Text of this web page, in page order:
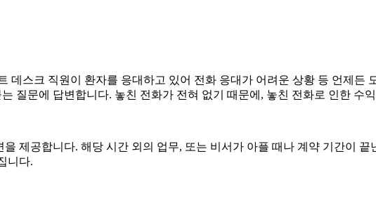
데스크 직원이 환자를 응대하고 있어 전화 응대가 어려운 상황 등 언제든
질문에 답변합니다. 놓친 전화가 전혀 없기 때문에, 놓친 전화로 인한 수
제공합니다. 해당 시간 외의 업무, 또는 비서가 아플 때나 계약 기간이
니다.